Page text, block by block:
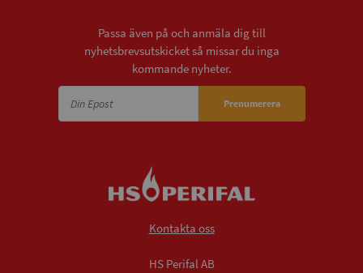
Passa även på och anmäla dig till
nyhetsbrevsutskicket så missar du inga
kommande nyheter.
Prenumerera
Kontakta oss
HS Perifal AB